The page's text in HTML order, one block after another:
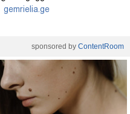
gemrielia.ge
sponsored by ContentRoom